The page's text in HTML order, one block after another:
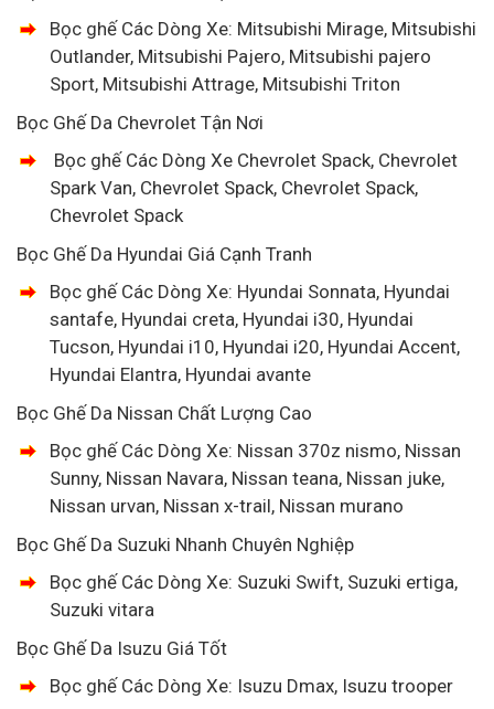
Bọc ghế Các Dòng Xe: Mitsubishi Mirage, Mitsubishi
Outlander, Mitsubishi Pajero, Mitsubishi pajero
Sport, Mitsubishi Attrage, Mitsubishi Triton
Bọc Ghế Da Chevrolet Tận Nơi
Bọc ghế Các Dòng Xe Chevrolet Spack, Chevrolet
Spark Van, Chevrolet Spack, Chevrolet Spack,
Chevrolet Spack
Bọc Ghế Da Hyundai Giá Cạnh Tranh
Bọc ghế Các Dòng Xe: Hyundai Sonnata, Hyundai
santafe, Hyundai creta, Hyundai i30, Hyundai
Tucson, Hyundai i10, Hyundai i20, Hyundai Accent,
Hyundai Elantra, Hyundai avante
Bọc Ghế Da Nissan Chất Lượng Cao
Bọc ghế Các Dòng Xe: Nissan 370z nismo, Nissan
Sunny, Nissan Navara, Nissan teana, Nissan juke,
Nissan urvan, Nissan x-trail, Nissan murano
Bọc Ghế Da Suzuki Nhanh Chuyên Nghiệp
Bọc ghế Các Dòng Xe: Suzuki Swift, Suzuki ertiga,
Suzuki vitara
Bọc Ghế Da Isuzu Giá Tốt
Bọc ghế Các Dòng Xe: Isuzu Dmax, Isuzu trooper